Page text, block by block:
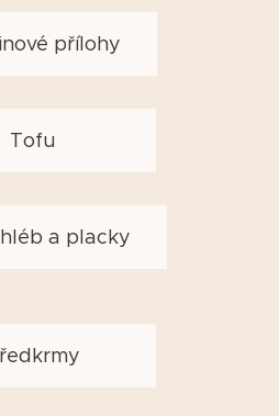
přílohy
Tofu
a placky